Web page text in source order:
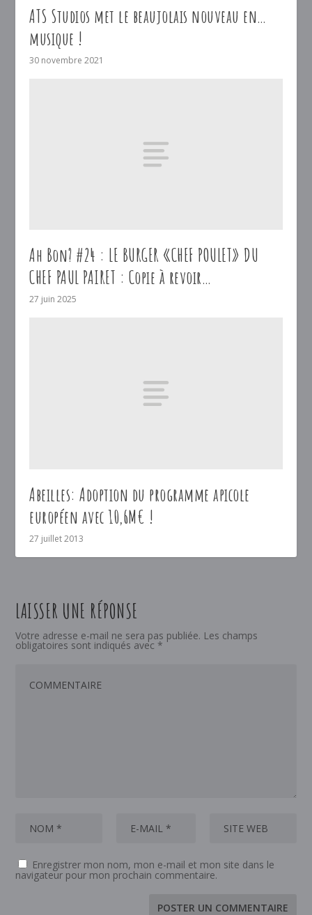
ATS Studios met le beaujolais nouveau en…
musique !
30 novembre 2021
Ah Bon? #24 : LE BURGER «CHEF POULET» DU
CHEF PAUL PAIRET : Copie à revoir…
27 juin 2025
Abeilles: Adoption du programme apicole
européen avec 10,6M€ !
27 juillet 2013
LAISSER UNE RÉPONSE
Votre adresse e-mail ne sera pas publiée. Les champs
obligatoires sont indiqués avec *
Enregistrer mon nom, mon e-mail et mon site dans le
navigateur pour mon prochain commentaire.